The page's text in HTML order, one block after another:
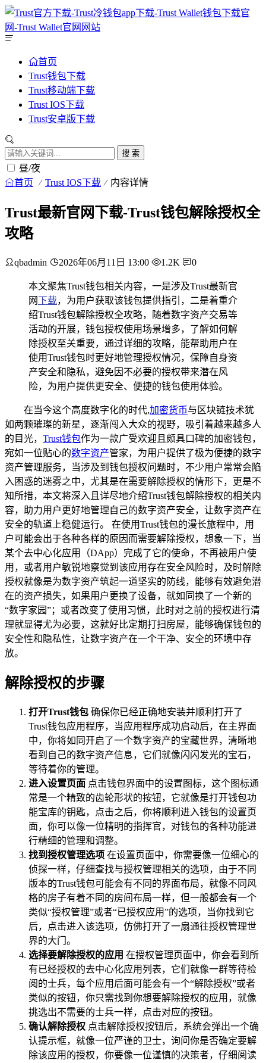
首页
Trust钱包下载
Trust移动端下载
Trust IOS下载
Trust安卓版下载
搜 索
昼/夜
首页 Trust IOS下载 内容详情
Trust最新官网下载-Trust钱包解除授权全
攻略
qbadmin 2026年06月11日 13:00 1.2K 0
本文聚焦Trust钱包相关内容，一是涉及Trust最新官
网下载，为用户获取该钱包提供指引，二是着重介
绍Trust钱包解除授权全攻略，随着数字资产交易等
活动的开展，钱包授权使用场景增多，了解如何解
除授权至关重要，通过详细的攻略，能帮助用户在
使用Trust钱包时更好地管理授权情况，保障自身资
产安全和隐私，避免因不必要的授权带来潜在风
险，为用户提供更安全、便捷的钱包使用体验。
在当今这个高度数字化的时代,加密货币与区块链技术犹
如两颗璀璨的新星，逐渐闯入大众的视野，吸引着越来越多人
的目光， Trust钱包作为一款广受欢迎且颇具口碑的加密钱包，
宛如一位贴心的数字资产管家，为用户提供了极为便捷的数字
资产管理服务，当涉及到钱包授权问题时，不少用户常常会陷
入困惑的迷雾之中，尤其是在需要解除授权的情形下，更是不
知所措，本文将深入且详尽地介绍Trust钱包解除授权的相关内
容，助力用户更好地管理自己的数字资产安全，让数字资产在
安全的轨道上稳健运行。 在使用Trust钱包的漫长旅程中，用
户可能会出于各种各样的原因而需要解除授权，想象一下，当
某个去中心化应用（DApp）完成了它的使命，不再被用户使
用，或者用户敏锐地察觉到该应用存在安全风险时，及时解除
授权就像是为数字资产筑起一道坚实的防线，能够有效避免潜
在的资产损失，如果用户更换了设备，就如同换了一个新的
“数字家园”；或者改变了使用习惯，此时对之前的授权进行清
理就显得尤为必要，这就好比定期打扫房屋，能够确保钱包的
安全性和隐私性，让数字资产在一个干净、安全的环境中存
放。
解除授权的步骤
打开Trust钱包 确保你已经正确地安装并顺利打开了
Trust钱包应用程序，当应用程序成功启动后，在主界面
中，你将如同开启了一个数字资产的宝藏世界，清晰地
看到自己的数字资产信息，它们就像闪闪发光的宝石，
等待着你的管理。
进入设置页面 点击钱包界面中的设置图标，这个图标通
常是一个精致的齿轮形状的按钮，它就像是打开钱包功
能宝库的钥匙，点击之后，你将顺利进入钱包的设置页
面，你可以像一位精明的指挥官，对钱包的各种功能进
行精细的管理和调整。
找到授权管理选项 在设置页面中，你需要像一位细心的
侦探一样，仔细查找与授权管理相关的选项，由于不同
版本的Trust钱包可能会有不同的界面布局，就像不同风
格的房子有着不同的房间布局一样，但一般都会有一个
类似“授权管理”或者“已授权应用”的选项，当你找到它
后，点击进入该选项，仿佛打开了一扇通往授权管理世
界的大门。
选择要解除授权的应用 在授权管理页面中，你会看到所
有已经授权的去中心化应用列表，它们就像一群等待检
阅的士兵，每个应用后面可能会有一个“解除授权”或者
类似的按钮，你只需找到你想要解除授权的应用，就像
挑选出不需要的士兵一样，点击对应的按钮。
确认解除授权 点击解除授权按钮后，系统会弹出一个确
认提示框，就像一位严谨的卫士，询问你是否确定要解
除该应用的授权，你要像一位谨慎的决策者，仔细阅读